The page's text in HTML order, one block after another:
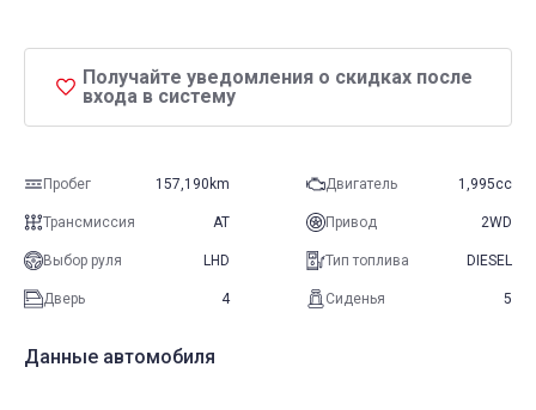
Получайте уведомления о скидках после
входа в систему
Пробег 157,190km Двигатель 1,995cc
Трансмиссия AT Привод 2WD
Выбор руля LHD Тип топлива DIESEL
Дверь 4 Сиденья 5
Данные автомобиля